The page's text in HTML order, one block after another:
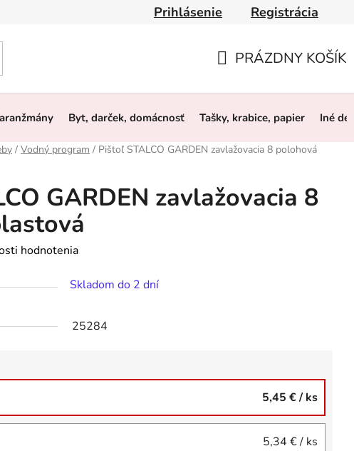
Obchodné podmienky Ochrana osobných údajov
Prihlásenie Registrácia
KOŠÍK
PRÁZDNY KOŠÍK
Byt, darček, domácnosť Tašky, krabice, papier Iné
/ Vodný program / Pištoľ STALCO GARDEN zavlažovacia 8 polohová
GARDEN zavlažovacia 8
hodnotenia
Skladom do 2 dní
25284
5,45 €/ ks
5,34 €/ ks